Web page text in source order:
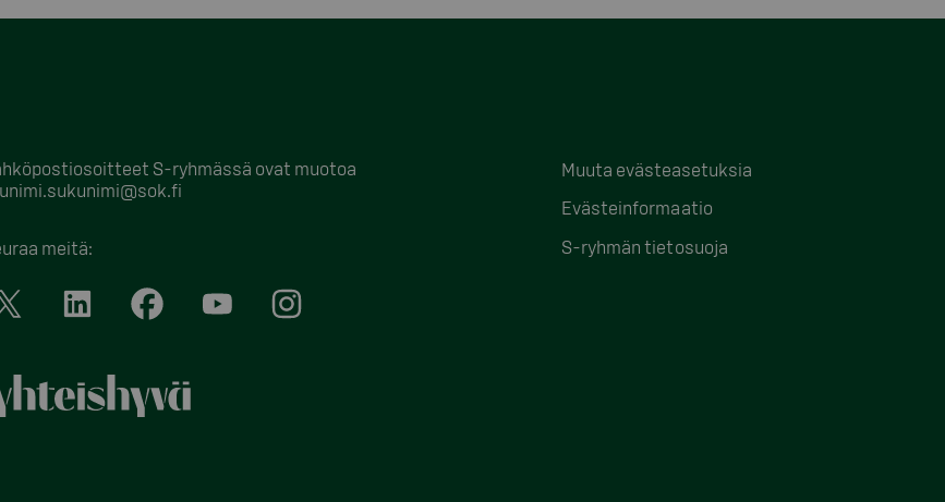
S-ryhmässä ovat muotoa
meitä:
Muuta evästeasetuksia
Evästeinformaatio
S-ryhmän tietosuoja